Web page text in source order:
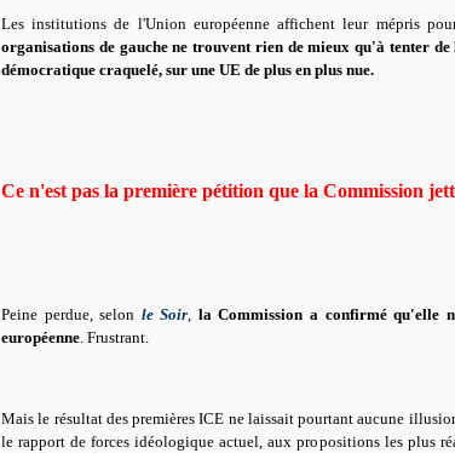
Les institutions de l'Union européenne affichent leur mépris
organisations de gauche ne trouvent rien de mieux qu'à tenter
démocratique craquelé, sur une UE de plus en plus nue.
Ce n'est pas la première pétition que la Commission
Peine perdue, selon le Soir, la Commission a confirmé qu'elle
européenne. Frustrant.
Mais le résultat des premières ICE ne laissait pourtant aucune
le rapport de forces idéologique actuel, aux propositions les plus